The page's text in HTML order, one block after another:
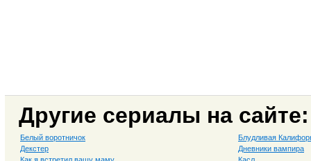
Другие сериалы на сайте:
Белый воротничок
Блудливая
Декстер
Дневники вампира